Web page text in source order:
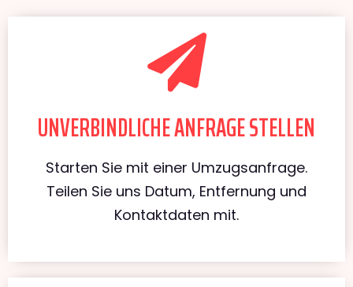
UNVERBINDLICHE ANFRAGE STELLEN
Starten Sie mit einer Umzugsanfrage.
Teilen Sie uns Datum, Entfernung und
Kontaktdaten mit.